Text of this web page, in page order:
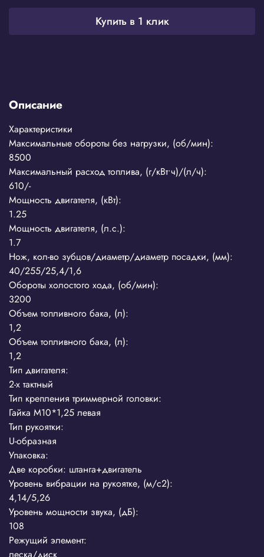
Купить в 1 клик
Описание
Характеристики
Максимальные обороты без нагрузки, (об/мин):
8500
Максимальный расход топлива, (г/кВт•ч)/(л/ч):
610/-
Мощность двигателя, (кВт):
1.25
Мощность двигателя, (л.с.):
1.7
Нож, кол-во зубцов/диаметр/диаметр посадки, (мм):
40/255/25,4/1,6
Обороты холостого хода, (об/мин):
3200
Объем топливного бака, (л):
1,2
Объем топливного бака, (л):
1,2
Тип двигателя:
2-х тактный
Тип крепления триммерной головки:
Гайка М10*1,25 левая
Тип рукоятки:
U-образная
Упаковка:
Две коробки: штанга+двигатель
Уровень вибрации на рукоятке, (м/с2):
4,14/5,26
Уровень мощности звука, (дБ):
108
Режущий элемент:
леска/диск